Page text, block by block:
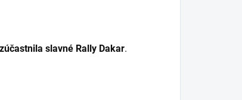
slavné Rally Dakar.